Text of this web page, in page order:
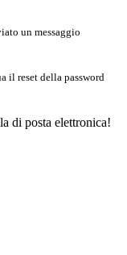
un messaggio
il reset della password
di posta elettronica!